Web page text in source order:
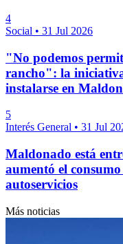
4
Social • 31 Jul 2026
"No podemos
rancho": la
instalarse en
5
Interés General • 31 Jul
Maldonado está
aumentó el
autoservicios
Más noticias